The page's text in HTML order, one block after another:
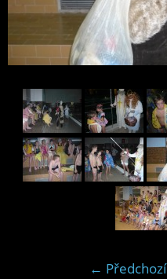
← Předchozí